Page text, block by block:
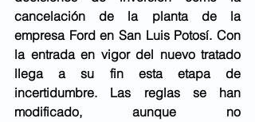
cancelación de la planta de la
empresa Ford en San Luis Potosí. Con
la entrada en vigor del nuevo tratado
llega a su fin esta etapa de
incertidumbre. Las reglas se han
modificado, aunque no